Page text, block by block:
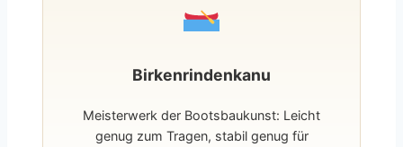
Birkenrindenkanu
Meisterwerk der Bootsbaukunst: Leicht
genug zum Tragen, stabil genug für